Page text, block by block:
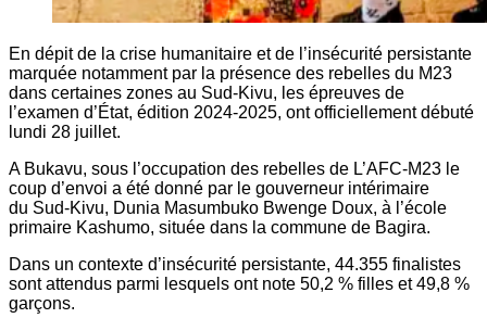
En dépit de la crise humanitaire et de l’insécurité persistante
marquée notamment par la présence des rebelles du M23
dans certaines zones au Sud-Kivu, les épreuves de
l’examen d’État, édition 2024-2025, ont officiellement débuté
lundi 28 juillet.
A Bukavu, sous l’occupation des rebelles de L’AFC-M23 le
coup d’envoi a été donné par le gouverneur intérimaire
du Sud-Kivu, Dunia Masumbuko Bwenge Doux, à l’école
primaire Kashumo, située dans la commune de Bagira.
Dans un contexte d’insécurité persistante, 44.355 finalistes
sont attendus parmi lesquels ont note 50,2 % filles et 49,8 %
garçons.